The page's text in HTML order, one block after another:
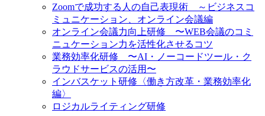
Zoomで成功する人の自己表現術 ～ビジネスコ
ミュニケーション、オンライン会議編
オンライン会議力向上研修 〜WEB会議のコミ
ニュケーション力を活性化させるコツ
業務効率化研修 〜AI・ノーコードツール・ク
ラウドサービスの活用〜
インバスケット研修〈働き方改革・業務効率化
編〉
ロジカルライティング研修